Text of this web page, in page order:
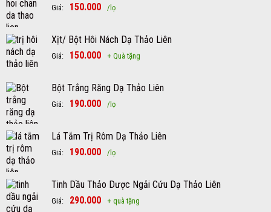
Giá: 150.000 /lọ
Xịt/ Bột Hôi Nách Dạ Thảo Liên
Giá: 150.000 + Quà tặng
Bột Trắng Răng Dạ Thảo Liên
Giá: 190.000 /lọ
Lá Tắm Trị Rôm Dạ Thảo Liên
Giá: 190.000 /lọ
Tinh Dầu Thảo Dược Ngải Cứu Dạ Thảo Liên
Giá: 290.000 + quà tặng